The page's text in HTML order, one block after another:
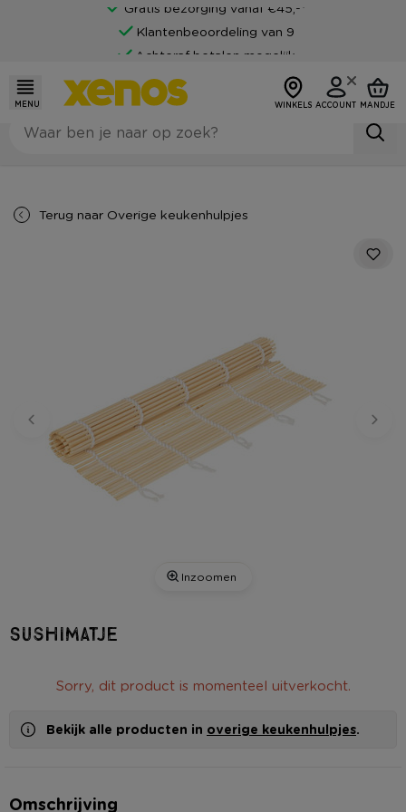
Gratis bezorging vanaf €45,-*
Klantenbeoordeling van 9
Achteraf betalen mogelijk
MENU WINKELS ACCOUNT MANDJE
Terug naar Overige keukenhulpjes
Inzoomen
Sushimatje
Sorry, dit product is momenteel uitverkocht.
Bekijk alle producten in overige keukenhulpjes.
Omschrijving